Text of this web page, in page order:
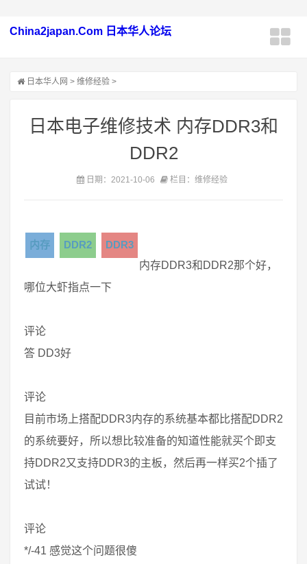
China2japan.Com 日本华人论坛
日本华人网 > 维修经验 >
日本电子维修技术 内存DDR3和
DDR2
日期：2021-10-06 栏目：维修经验
内存 DDR2
DDR3
内存DDR3和DDR2那个好，
哪位大虾指点一下
评论
答 DD3好
评论
目前市场上搭配DDR3内存的系统基本都比搭配DDR2
的系统要好，所以想比较准备的知道性能就买个即支
持DDR2又支持DDR3的主板，然后再一样买2个插了
试试！
评论
*/-41 感觉这个问题很傻